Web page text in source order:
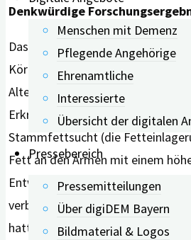
Menschen mit Demenz
Pflegende Angehörige
Ehrenamtliche
Interessierte
Übersicht der digitalen
Pressebereich
Pressemitteilungen
Über digiDEM Bayern
Bildmaterial & Logos
Denkwürdige
Das Ergebnis gibt zu denken. Denn
Körperzusammensetzung hat bei
Alters Einfluss auf das Risiko
Erkrankungen. Die Forschenden
Stammfettsucht (die
Fett an den Armen mit einem
Entwicklung neurodegenerativer
verbunden waren. Teilnehmende
hatten ein um rund 13 Prozent